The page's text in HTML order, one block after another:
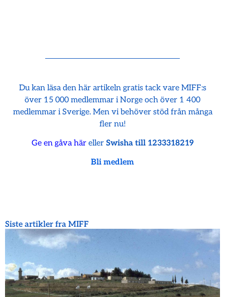
Du kan läsa den här artikeln gratis tack vare MIFF:s
över 15 000 medlemmar i Norge och över 1 400
medlemmar i Sverige. Men vi behöver stöd från många
fler nu!
Ge en gåva häreller Swisha till 1233318219
Bli medlem
Siste artikler fra MIFF